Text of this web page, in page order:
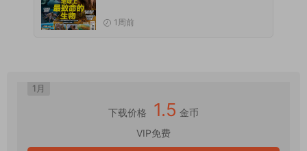
1周前
1月
下载价格 1.5 金币
VIP免费